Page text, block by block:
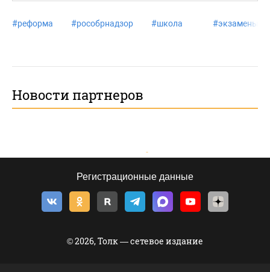
#реформа #рособрнадзор #школа #экзамены
Новости партнеров
Регистрационные данные
© 2026, Толк — сетевое издание